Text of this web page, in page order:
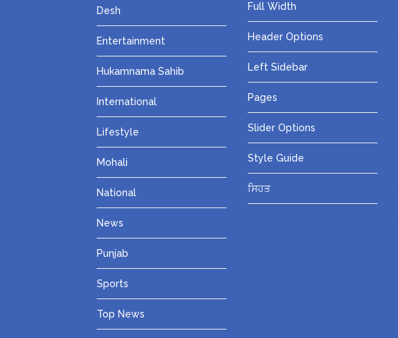
Desh
Entertainment
Hukamnama Sahib
International
Lifestyle
Mohali
National
News
Punjab
Sports
Top News
Full Width
Header Options
Left Sidebar
Pages
Slider Options
Style Guide
ਸਿਹਤ